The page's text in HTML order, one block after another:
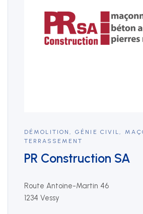
+41 22 949 18 18
sse(at)sse-ge.ch
Formulaire de contact
08:00 - 12:00
08:00 - 12:00
13:30 - 16:30
DÉMOLITION , GÉNIE CIVIL,
TERRASSEMENT
PR Construction SA
Route Antoine-Martin 46
1234 Vessy